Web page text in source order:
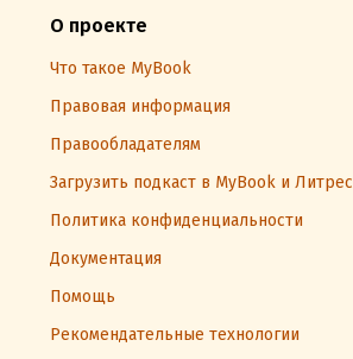
О проекте
Что такое MyBook
Правовая информация
Правообладателям
Загрузить подкаст в MyBook и Литрес
Политика конфиденциальности
Документация
Помощь
Рекомендательные технологии